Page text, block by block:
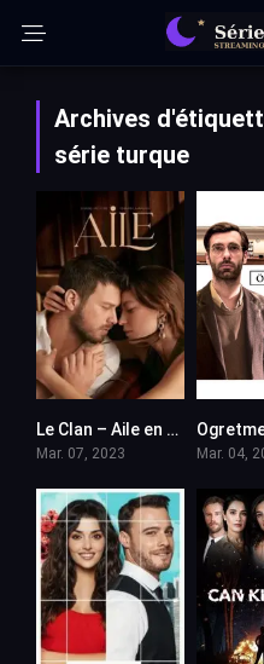
Archives
série turque
Le Clan – Aile en VF (Voix Francaise)
Mar. 07, 2023 Mar. 04,